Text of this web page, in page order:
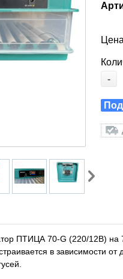
-
ПТИЦА 70-G (220/12В) на
в зависимости